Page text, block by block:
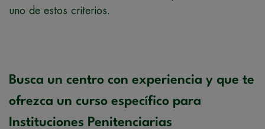
uno de estos criterios.
Busca un centro con experiencia y que te
ofrezca un curso específico para
Instituciones Penitenciarias